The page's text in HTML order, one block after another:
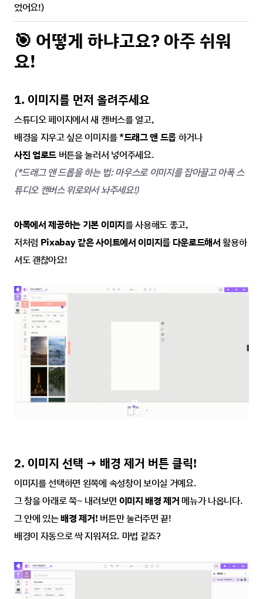
었어요!)
🎯 어떻게 하냐고요? 아주 쉬워
요!
1. 이미지를 먼저 올려주세요
스튜디오 페이지에서 새 캔버스를 열고,
배경을 지우고 싶은 이미지를 *드래그 앤 드롭 하거나
사진 업로드 버튼을 눌러서 넣어주세요.
(*드래그 앤 드롭을 하는 법: 마우스로 이미지를 잡아끌고 아폭 스
튜디오 캔버스 위로와서 놔주세요!)
아폭에서 제공하는 기본 이미지를 사용해도 좋고,
저처럼 Pixabay 같은 사이트에서 이미지를 다운로드해서 활용하
셔도 괜찮아요!
2. 이미지 선택 → 배경 제거 버튼 클릭!
이미지를 선택하면 왼쪽에 속성창이 보이실 거예요.
그 창을 아래로 쭉~ 내려보면 이미지 배경 제거 메뉴가 나옵니다.
그 안에 있는 배경 제거! 버튼만 눌러주면 끝!
배경이 자동으로 싹 지워져요. 마법 같죠?